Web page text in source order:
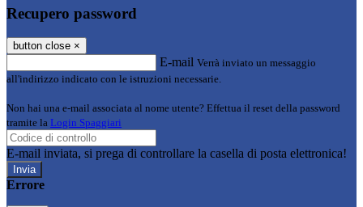
Recupero password
button close ×
E-mail Verrà inviato un messaggio
all'indirizzo indicato con le istruzioni necessarie.
Non hai una e-mail associata al nome utente? Effettua il reset della password
tramite la Login Spaggiari
E-mail inviata, si prega di controllare la casella di posta elettronica!
Errore